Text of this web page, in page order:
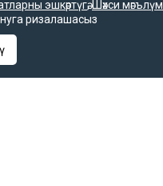
хезмәте
технологияләр һәм
эшкәртүгә,Шәхси
ризалашасыз